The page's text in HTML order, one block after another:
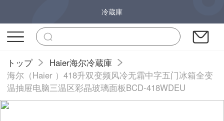
冷蔵庫
トップ
Haier海尔冷蔵庫
海尔（Haier ）418升双变频风冷无霜中字五门冰箱全变
温抽屉电脑三温区彩晶玻璃面板BCD-418WDEU